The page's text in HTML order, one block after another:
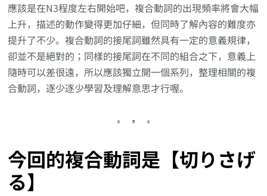
應該是在N3程度左右開始吧，複合動詞的出現頻率將會大幅
上升，描述的動作變得更加仔細，但同時了解內容的難度亦
提升了不少。複合動詞的接尾詞雖然具有一定的意義規律，
卻並不是絕對的；同樣的接尾詞在不同的組合之下，意義上
隨時可以差很遠，所以應該獨立開一個系列，整理相關的複
合動詞，逐少逐少學習及理解意思才行喔。
今回的複合動詞是【切りさげ
る】